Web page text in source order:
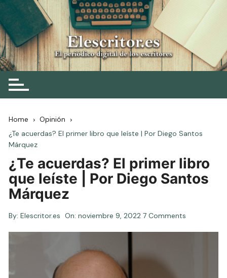
Skip
to
content
Elescritor.es
El periódico digital de los escritores
Home
Opinión
¿Te acuerdas? El primer libro que leíste | Por Diego Santos
Márquez
¿Te acuerdas? El primer libro
que leíste | Por Diego Santos
Márquez
By: Elescritor.es On:noviembre 9, 2022 7 Comments